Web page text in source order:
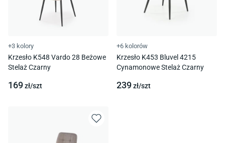
+3 kolory
Krzesło K548 Vardo 28 Beżowe
Stelaż Czarny
169zł/szt
+6 kolorów
Krzesło K453 Bluvel 4215
Cynamonowe Stelaż Czarny
239zł/szt